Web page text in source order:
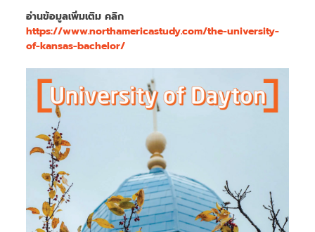
อ่านข้อมูลเพิ่มเติม คลิก
https://www.northamericastudy.com/the-university-
of-kansas-bachelor/